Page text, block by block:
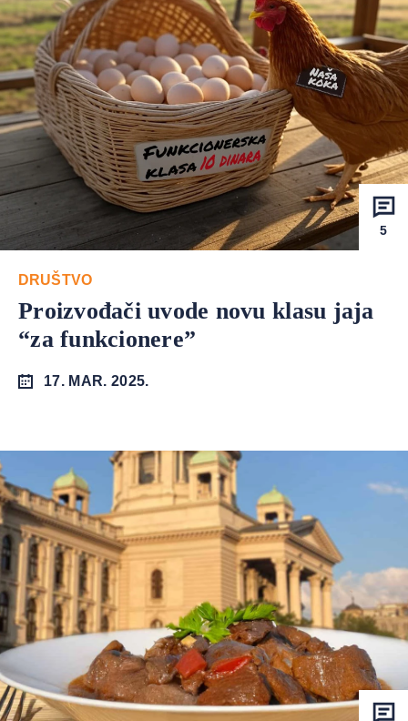
5
DRUŠTVO
Proizvođači uvode novu klasu jaja
“za funkcionere”
17. MAR. 2025.